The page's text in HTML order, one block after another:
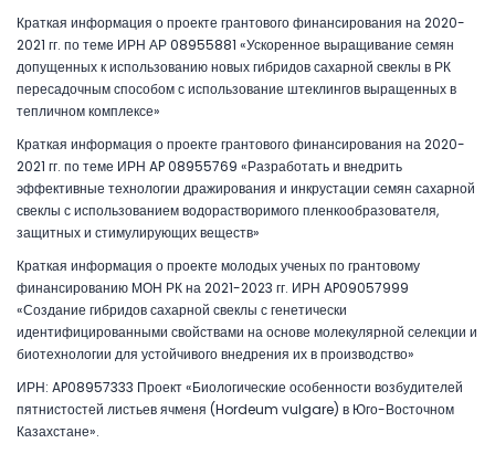
Краткая информация о проекте грантового финансирования на 2020-
2021 гг. по теме ИРН АР 08955881 «Ускоренное выращивание семян
допущенных к использованию новых гибридов сахарной свеклы в РК
пересадочным способом с использование штеклингов выращенных в
тепличном комплексе»
Краткая информация о проекте грантового финансирования на 2020-
2021 гг. по теме ИРН AP 08955769 «Разработать и внедрить
эффективные технологии дражирования и инкрустации семян сахарной
свеклы с использованием водорастворимого пленкообразователя,
защитных и стимулирующих веществ»
Краткая информация о проекте молодых ученых по грантовому
финансированию МОН РК на 2021-2023 гг. ИРН AP09057999
«Создание гибридов сахарной свеклы с генетически
идентифицированными свойствами на основе молекулярной селекции и
биотехнологии для устойчивого внедрения их в производство»
ИРН: AP08957333 Проект «Биологические особенности возбудителей
пятнистостей листьев ячменя (Hordeum vulgare) в Юго-Восточном
Казахстане».